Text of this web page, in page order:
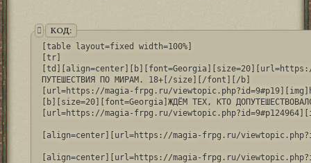
КОД:
[table layout=fixed width=100%]
[tr]
ПУТЕШЕСТВИЯ ПО МИРАМ. 18+[/size][/font][/b]
[url=https://magia-frpg.ru/
[b][size=20][font=Georgia]ЖДЁМ ТЕХ, КТО
[url=https://magia-frpg.ru/
[align=center][url=https://magia-frpg.ru/
[align=center][url=https://magia-frpg.ru/